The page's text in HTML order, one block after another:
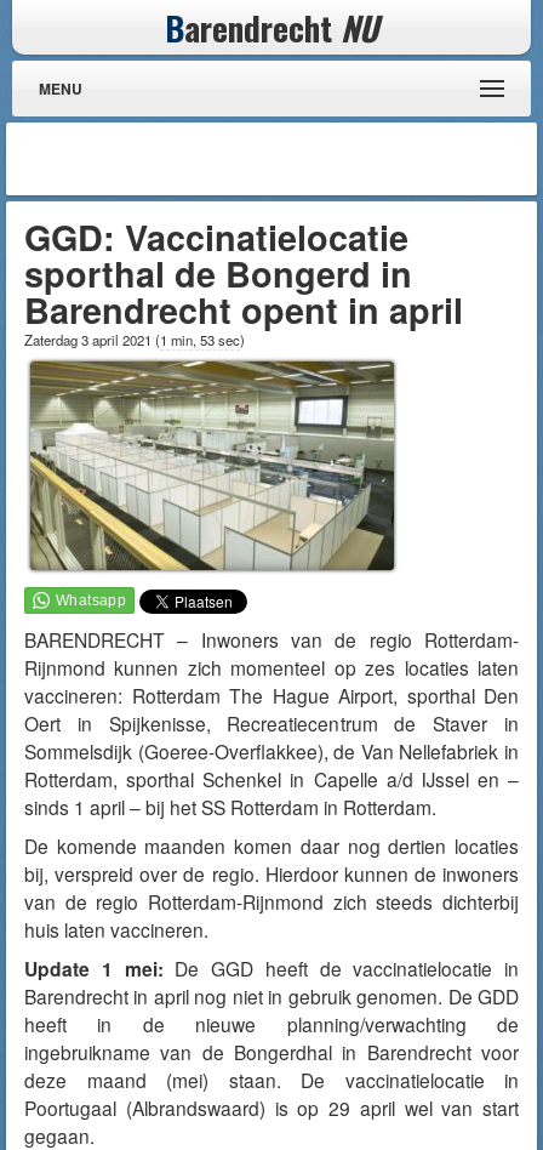
Barendrecht NU
MENU
GGD: Vaccinatielocatie
sporthal de Bongerd in
Barendrecht opent in april
Zaterdag 3 april 2021 (1 min, 53 sec)
BARENDRECHT – Inwoners van de regio Rotterdam-
Rijnmond kunnen zich momenteel op zes locaties laten
vaccineren: Rotterdam The Hague Airport, sporthal Den
Oert in Spijkenisse, Recreatiecentrum de Staver in
Sommelsdijk (Goeree-Overflakkee), de Van Nellefabriek in
Rotterdam, sporthal Schenkel in Capelle a/d IJssel en –
sinds 1 april – bij het SS Rotterdam in Rotterdam.
De komende maanden komen daar nog dertien locaties
bij, verspreid over de regio. Hierdoor kunnen de inwoners
van de regio Rotterdam-Rijnmond zich steeds dichterbij
huis laten vaccineren.
Update 1 mei: De GGD heeft de vaccinatielocatie in
Barendrecht in april nog niet in gebruik genomen. De GDD
heeft in de nieuwe planning/verwachting de
ingebruikname van de Bongerdhal in Barendrecht voor
deze maand (mei) staan. De vaccinatielocatie in
Poortugaal (Albrandswaard) is op 29 april wel van start
gegaan.